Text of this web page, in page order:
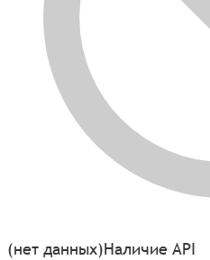
(нет данных)Наличие API